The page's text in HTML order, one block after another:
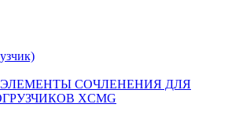
СОЧЛЕНЕНИЯ ДЛЯ
XCMG